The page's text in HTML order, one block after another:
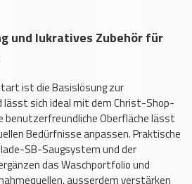
und lukratives Zubehör für
ist die Basislösung zur
lässt sich ideal mit dem Christ-Shop-
benutzerfreundliche Oberfläche lässt
Bedürfnisse anpassen. Praktische
SB-Saugsystem und der
das Waschportfolio und
ausserdem verstärken